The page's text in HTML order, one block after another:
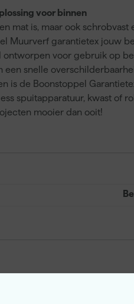
voor binnen
mat is, maar ook schrobvast
Muurverf garantietex jouw
ontworpen voor gebruik op
een snelle
is de Boonstoppel
spuitapparatuur, kwast of
mooier dan ooit!